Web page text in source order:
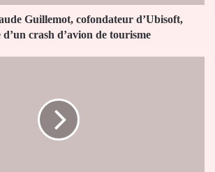
Guillemot, cofondateur d’Ubisoft,
crash d’avion de tourisme